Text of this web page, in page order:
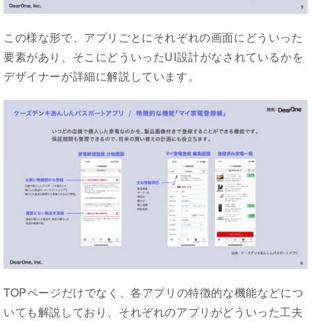
この様な形で、アプリごとにそれぞれの画面にどういった
要素があり、そこにどういったUI設計がなされているかを
デザイナーが詳細に解説しています。
TOPページだけでなく、各アプリの特徴的な機能などにつ
いても解説しており、それぞれのアプリがどういった工夫